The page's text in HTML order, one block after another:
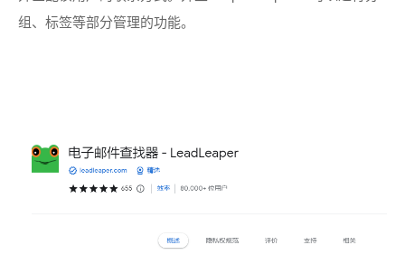
组、标签等部分管理的功能。